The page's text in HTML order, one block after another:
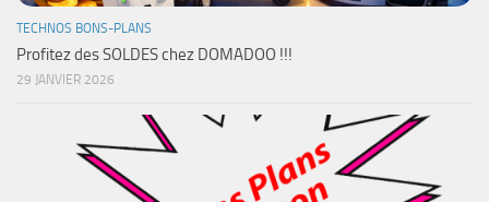
TECHNOS BONS-PLANS
Profitez des SOLDES chez DOMADOO !!!
29 JANVIER 2026